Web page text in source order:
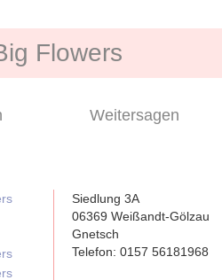
Flowers
Weitersagen
Siedlung 3A
06369 Weißandt-Gölzau
Gnetsch
Telefon: 0157 56181968